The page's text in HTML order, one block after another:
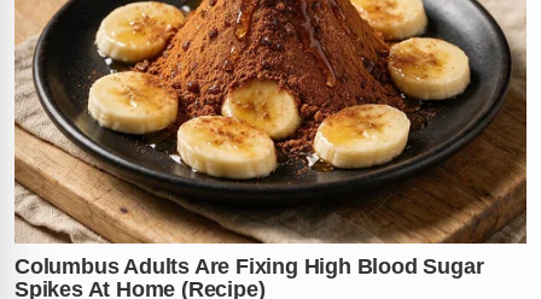
patológica que muitos apresentam no cotidiano.
Enquanto o humor pode ser uma estratégia válida para
aliviar tensões, o sinal de alerta acende quando a risada
se torna o único recurso disponível. Quando o
indivíduo usa a brincadeira parafugir de conversas
sériasou para mascarar o próprio sofrimento interno,
o que era leveza se transforma em um isolamento
emocional profundo.